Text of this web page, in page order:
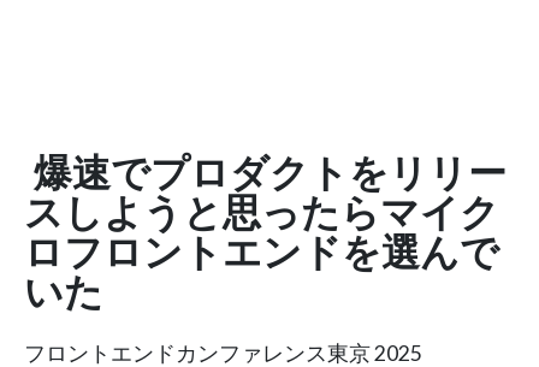
爆速でプロダクトをリリー
スしようと思ったらマイク
ロフロントエンドを選んで
いた
フロントエンドカンファレンス東京 2025